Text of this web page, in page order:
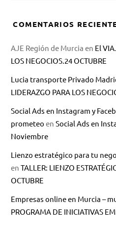
COMENTARIOS
AJE Región de Murcia en El
LOS NEGOCIOS.24 OCTUBRE
Lucia transporte Privado
LIDERAZGO PARA LOS
Social Ads en Instagram y
prometeo enSocial Ads en
Noviembre
Lienzo estratégico para tu
enTALLER: LIENZO
OCTUBRE
Empresas online en Murcia –
PROGRAMA DE INICIATIVAS